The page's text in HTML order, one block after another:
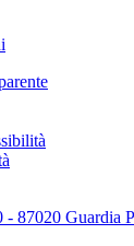
87020 Guardia